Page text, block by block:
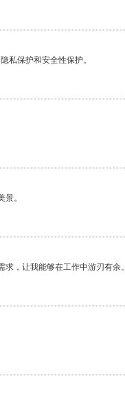
私保护和安全性保护。
。
，让我能够在工作中游刃有余。